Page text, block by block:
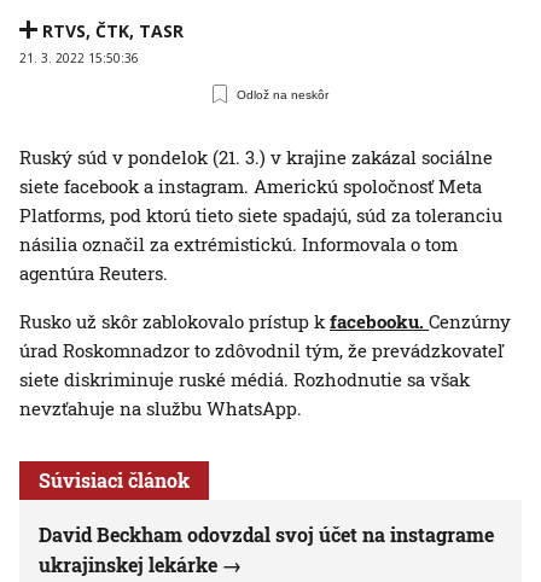
RTVS, ČTK, TASR
21. 3. 2022 15:50:36
Odlož na neskôr
Ruský súd v pondelok (21. 3.) v krajine zakázal sociálne
siete facebook a instagram. Americkú spoločnosť Meta
Platforms, pod ktorú tieto siete spadajú, súd za toleranciu
násilia označil za extrémistickú. Informovala o tom
agentúra Reuters.
Rusko už skôr zablokovalo prístup kfacebooku. Cenzúrny
úrad Roskomnadzor to zdôvodnil tým, že prevádzkovateľ
siete diskriminuje ruské médiá. Rozhodnutie sa však
nevzťahuje na službu WhatsApp.
Súvisiaci článok
David Beckham odovzdal svoj účet na instagrame
ukrajinskej lekárke